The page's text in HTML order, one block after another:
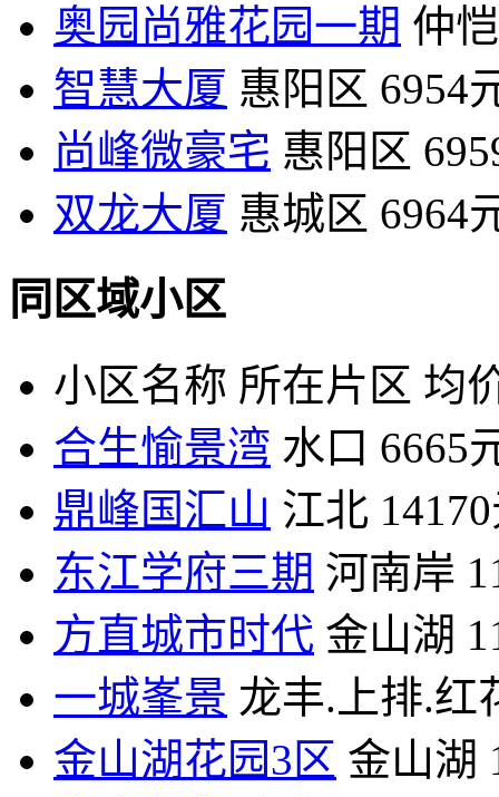
奥园尚雅花园一期 仲
智慧大厦 惠阳区 6954
尚峰微豪宅 惠阳区
双龙大厦 惠城区 6964
同区域小区
小区名称 所在片区 均
合生愉景湾 水口 6665
鼎峰国汇山 江北
东江学府三期 河南岸
方直城市时代 金山湖
一城峯景 龙丰.上排.红
金山湖花园3区 金山湖